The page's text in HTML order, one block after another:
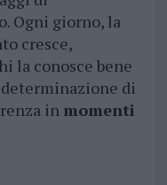
Ogni giorno, la
cresce,
la conosce bene
determinazione di
in momenti